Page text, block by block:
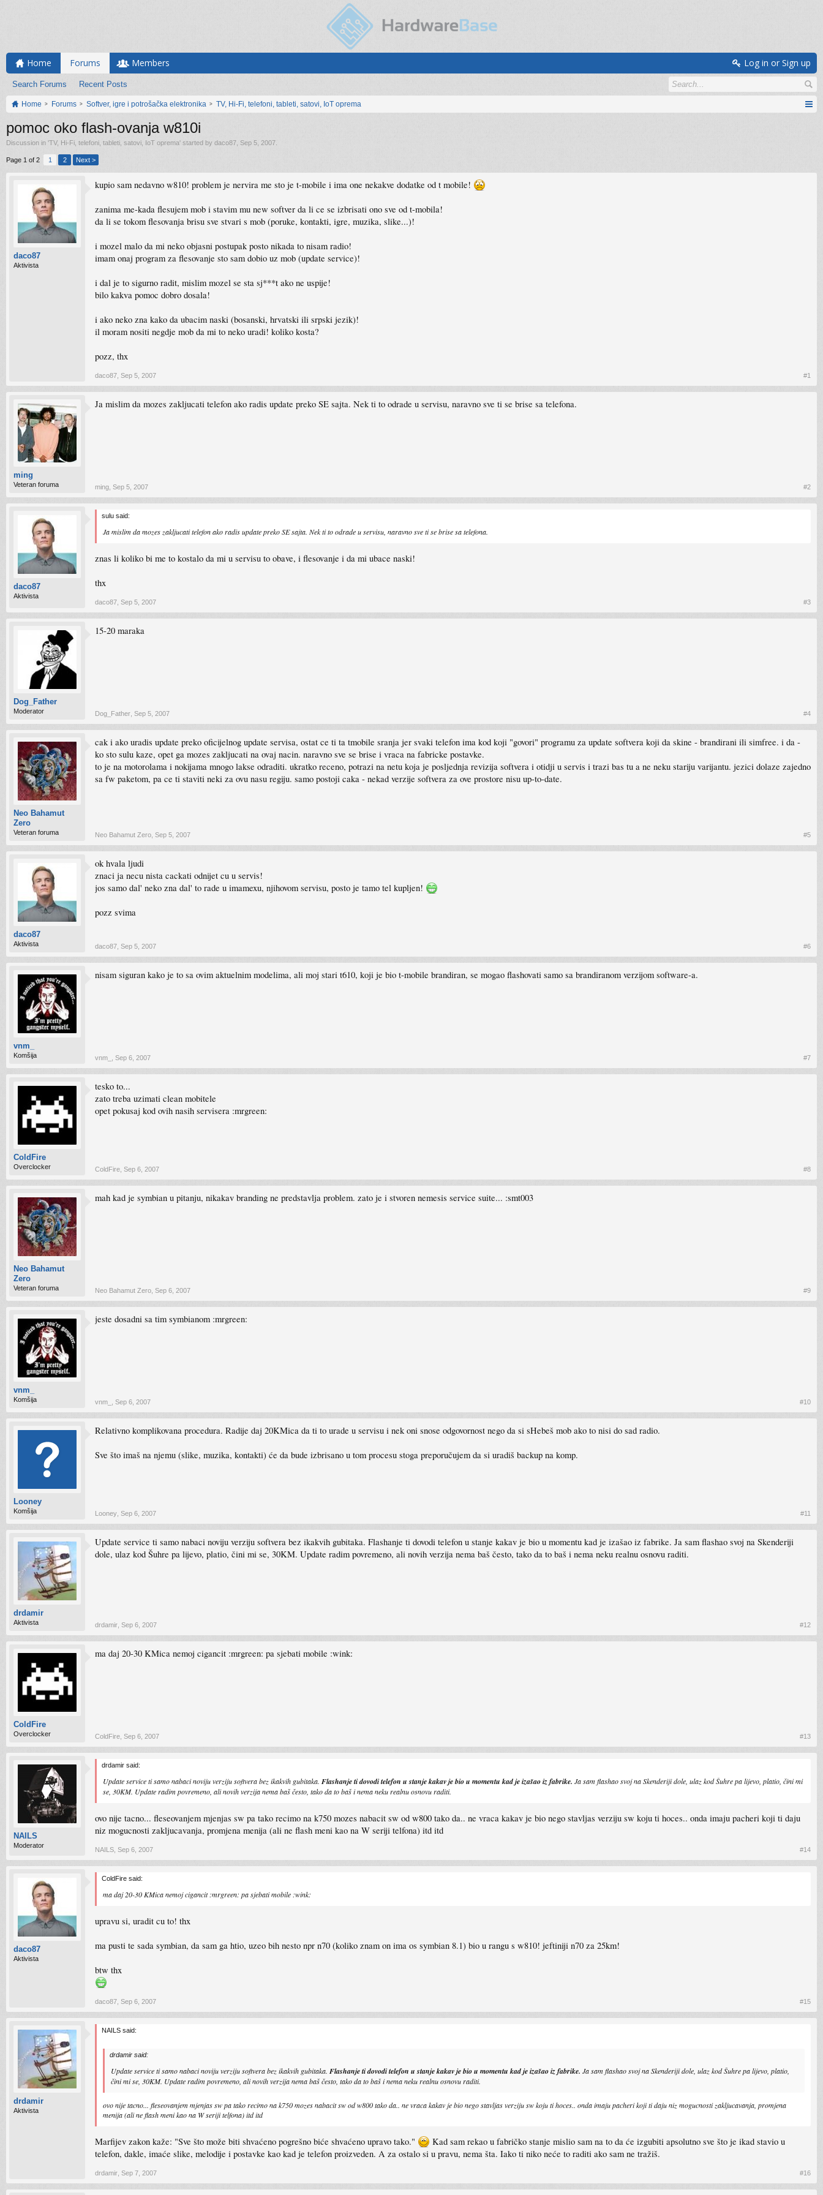
Home Forums
Search Forums Recent Posts
Members Log in or Sign up
Home Forums Softver, igre i potrošačka elektronika TV, Hi-Fi, telefoni, tableti, satovi, IoT oprema
pomoc oko flash-ovanja w810i
Discussion in 'TV, Hi-Fi, telefoni, tableti, satovi, IoT oprema' started by daco87 Sep 5, 2007
Page 1 of 2 1 2 Next >
daco87
Aktivista
kupio sam nedavno w810! problem je nervira me sto je t-mobile i ima one nekakve dodatke od t mobile!
zanima me-kada flesujem mob i stavim mu new softver da li ce se izbrisati ono sve od t-mobila!
da li se tokom flesovanja brisu sve stvari s mob (poruke, kontakti, igre, muzika, slike...)!
i mozel malo da mi neko objasni postupak posto nikada to nisam radio!
imam onaj program za flesovanje sto sam dobio uz mob (update service)!
i dal je to sigurno radit, mislim mozel se sta sj***t ako ne uspije!
bilo kakva pomoc dobro dosala!
i ako neko zna kako da ubacim naski (bosanski, hrvatski ili srpski jezik)!
il moram nositi negdje mob da mi to neko uradi! koliko kosta?
pozz, thx
daco87 Sep 5, 2007 #1
ming
Veteran foruma
Ja mislim da mozes zakljucati telefon ako radis update preko SE sajta. Nek ti to odrade u servisu, naravno sve ti se brise sa telefona.
ming Sep 5, 2007 #2
daco87
Aktivista
sulu said:
Ja mislim da mozes zakljucati telefon ako radis update preko SE sajta. Nek ti to odrade u servisu, naravno sve ti se brise sa telefona.
znas li koliko bi me to kostalo da mi u servisu to obave, i flesovanje i da mi ubace naski!
thx
daco87 Sep 5, 2007 #3
Dog_Father
Moderator
15-20 maraka
Dog_Father Sep 5, 2007 #4
Neo Bahamut
Zero
Veteran foruma
cak i ako uradis update preko oficijelnog update servisa, ostat ce ti ta tmobile sranja jer svaki telefon ima kod koji "govori" programu za update softvera koji da skine - brandirani ili simfree. i da -
ko sto sulu kaze, opet ga mozes zakljucati na ovaj nacin. naravno sve se brise i vraca na fabricke postavke.
to je na motorolama i nokijama mnogo lakse odraditi. ukratko receno, potrazi na netu koja je posljednja revizija softvera i otidji u servis i trazi bas tu a ne neku stariju varijantu. jezici dolaze zajedno
sa fw paketom, pa ce ti staviti neki za ovu nasu regiju. samo postoji caka - nekad verzije softvera za ove prostore nisu up-to-date.
Neo Bahamut Zero Sep 5, 2007 #5
daco87
Aktivista
ok hvala ljudi
znaci ja necu nista cackati odnijet cu u servis!
jos samo dal' neko zna dal' to rade u imamexu, njihovom servisu, posto je tamo tel kupljen!
pozz svima
daco87 Sep 5, 2007 #6
vnm_
Komšija
nisam siguran kako je to sa ovim aktuelnim modelima, ali moj stari t610, koji je bio t-mobile brandiran, se mogao flashovati samo sa brandiranom verzijom software-a.
vnm_ Sep 6, 2007 #7
ColdFire
Overclocker
tesko to...
zato treba uzimati clean mobitele
opet pokusaj kod ovih nasih servisera :mrgreen:
ColdFire Sep 6, 2007 #8
Neo Bahamut
Zero
Veteran foruma
mah kad je symbian u pitanju, nikakav branding ne predstavlja problem. zato je i stvoren nemesis service suite... :smt003
Neo Bahamut Zero Sep 6, 2007 #9
vnm_
Komšija
jeste dosadni sa tim symbianom :mrgreen:
vnm_ Sep 6, 2007 #10
Looney
Komšija
Relativno komplikovana procedura. Radije daj 20KMica da ti to urade u servisu i nek oni snose odgovornost nego da si sHebeš mob ako to nisi do sad radio.
Sve što imaš na njemu (slike, muzika, kontakti) će da bude izbrisano u tom procesu stoga preporučujem da si uradiš backup na komp.
Looney Sep 6, 2007 #11
drdamir
Aktivista
Update service ti samo nabaci noviju verziju softvera bez ikakvih gubitaka. Flashanje ti dovodi telefon u stanje kakav je bio u momentu kad je izašao iz fabrike. Ja sam flashao svoj na Skenderiji
dole, ulaz kod Šuhre pa lijevo, platio, čini mi se, 30KM. Update radim povremeno, ali novih verzija nema baš često, tako da to baš i nema neku realnu osnovu raditi.
drdamir Sep 6, 2007 #12
ColdFire
Overclocker
ma daj 20-30 KMica nemoj cigancit :mrgreen: pa sjebati mobile :wink:
ColdFire Sep 6, 2007 #13
NAILS
Moderator
drdamir said:
Update service ti samo nabaci noviju verziju softvera bez ikakvih gubitaka. Flashanje ti dovodi telefon u stanje kakav je bio u momentu kad je izašao iz fabrike. Ja sam flashao svoj na Skenderiji dole, ulaz kod Šuhre pa lijevo, platio, čini mi
se, 30KM. Update radim povremeno, ali novih verzija nema baš često, tako da to baš i nema neku realnu osnovu raditi.
ovo nije tacno... fleseovanjem mjenjas sw pa tako recimo na k750 mozes nabacit sw od w800 tako da.. ne vraca kakav je bio nego stavljas verziju sw koju ti hoces.. onda imaju pacheri koji ti daju
niz mogucnosti zakljucavanja, promjena menija (ali ne flash meni kao na W seriji telfona) itd itd
NAILS Sep 6, 2007 #14
daco87
Aktivista
ColdFire said:
ma daj 20-30 KMica nemoj cigancit :mrgreen: pa sjebati mobile :wink:
upravu si, uradit cu to! thx
ma pusti te sada symbian, da sam ga htio, uzeo bih nesto npr n70 (koliko znam on ima os symbian 8.1) bio u rangu s w810! jeftiniji n70 za 25km!
btw thx
daco87 Sep 6, 2007 #15
drdamir
Aktivista
NAILS said:
drdamir said:
Update service ti samo nabaci noviju verziju softvera bez ikakvih gubitaka. Flashanje ti dovodi telefon u stanje kakav je bio u momentu kad je izašao iz fabrike. Ja sam flashao svoj na Skenderiji dole, ulaz kod Šuhre pa lijevo, platio,
čini mi se, 30KM. Update radim povremeno, ali novih verzija nema baš često, tako da to baš i nema neku realnu osnovu raditi.
ovo nije tacno... fleseovanjem mjenjas sw pa tako recimo na k750 mozes nabacit sw od w800 tako da.. ne vraca kakav je bio nego stavljas verziju sw koju ti hoces.. onda imaju pacheri koji ti daju niz mogucnosti zakljucavanja, promjena
menija (ali ne flash meni kao na W seriji telfona) itd itd
Marfijev zakon kaže: "Sve što može biti shvaćeno pogrešno biće shvaćeno upravo tako."
Kad sam rekao u fabričko stanje mislio sam na to da će izgubiti apsolutno sve što je ikad stavio u
telefon, dakle, imaće slike, melodije i postavke kao kad je telefon proizveden. A za ostalo si u pravu, nema šta. Iako ti niko neće to raditi ako sam ne tražiš.
drdamir Sep 7, 2007 #16